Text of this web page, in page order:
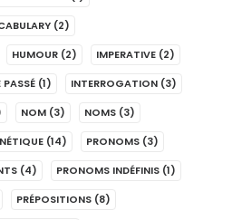
(2)
HUMOUR (2) IMPERATIVE (2)
(1) INTERROGATION (3)
NOM (3) NOMS (3)
(14) PRONOMS (3)
(4) PRONOMS INDÉFINIS (1)
PRÉPOSITIONS (8)